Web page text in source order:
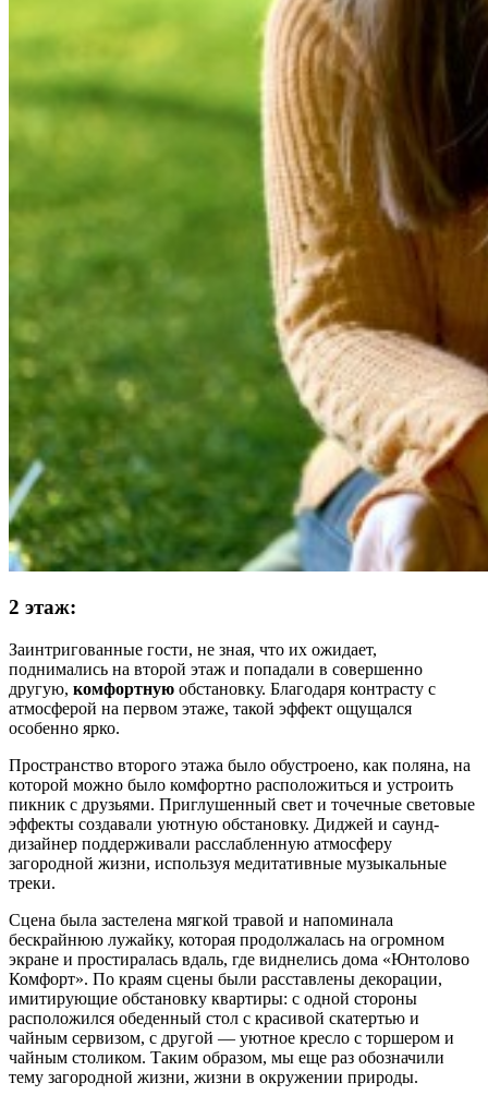
2 этаж:
Заинтригованные гости, не зная, что их ожидает,
поднимались на второй этаж и попадали в совершенно
другую, комфортную обстановку. Благодаря контрасту с
атмосферой на первом этаже, такой эффект ощущался
особенно ярко.
Пространство второго этажа было обустроено, как поляна, на
которой можно было комфортно расположиться и устроить
пикник с друзьями. Приглушенный свет и точечные световые
эффекты создавали уютную обстановку. Диджей и саунд-
дизайнер поддерживали расслабленную атмосферу
загородной жизни, используя медитативные музыкальные
треки.
Сцена была застелена мягкой травой и напоминала
бескрайнюю лужайку, которая продолжалась на огромном
экране и простиралась вдаль, где виднелись дома «Юнтолово
Комфорт». По краям сцены были расставлены декорации,
имитирующие обстановку квартиры: с одной стороны
расположился обеденный стол с красивой скатертью и
чайным сервизом, с другой — уютное кресло с торшером и
чайным столиком. Таким образом, мы еще раз обозначили
тему загородной жизни, жизни в окружении природы.